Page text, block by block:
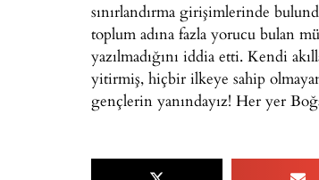
sınırlandırma girişimlerinde
toplum adına fazla yorucu bulan
yazılmadığını iddia etti. Kendi
yitirmiş, hiçbir ilkeye sahip
gençlerin yanındayız! Her yer